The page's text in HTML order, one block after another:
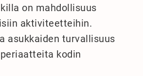
on mahdollisuus
aktiviteetteihin.
asukkaiden turvallisuus
kodin